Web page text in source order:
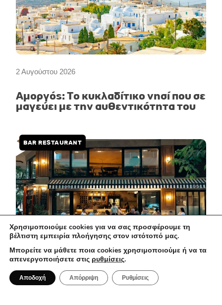
2 Αυγούστου 2026
Αμοργός: Το κυκλαδίτικο νησί που σε
μαγεύει με την αυθεντικότητα του
1 Αυγούστου 2026
BAR RESTAURANT
Χρησιμοποιούμε cookies για να σας προσφέρουμε τη
βέλτιστη εμπειρία πλοήγησης στον ιστότοπό μας.
Μπορείτε να μάθετε ποια cookies χρησιμοποιούμε ή να τα
απενεργοποιήσετε στις ρυθμίσεις.
Αποδοχή Απόρριψη Ρυθμίσεις